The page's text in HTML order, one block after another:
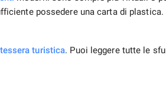
possedere una carta di plastica.
turistica. Puoi leggere tutte le